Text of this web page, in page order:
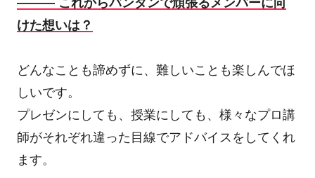
けた想いは？
どんなことも諦めずに、難しいことも楽しんでほ
しいです。
プレゼンにしても、授業にしても、様々なプロ講
師がそれぞれ違った目線でアドバイスをしてくれ
ます。